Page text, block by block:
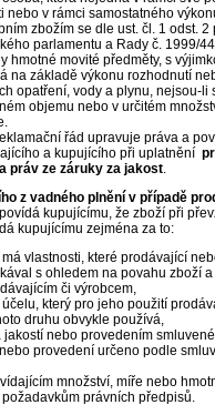
nebo v rámci samostatného
zbožím se dle ust. čl. 1 odst. 2
parlamentu a Rady č. 1999/
hmotné movité předměty, s
na základě výkonu rozhodnutí
opatření, vody a plynu, nejsou-li
objemu nebo v určitém
řád upravuje práva a
a kupujícího při uplatnění
práv ze záruky za jakost.
z vadného plnění v případě
kupujícímu, že zboží při
kupujícímu zejména za to:
které prodávající
s ohledem na povahu zboží
či výrobcem,
který pro jeho použití
druhu obvykle používá,
nebo provedením
provedení určeno podle
množství, míře nebo
právních předpisů.